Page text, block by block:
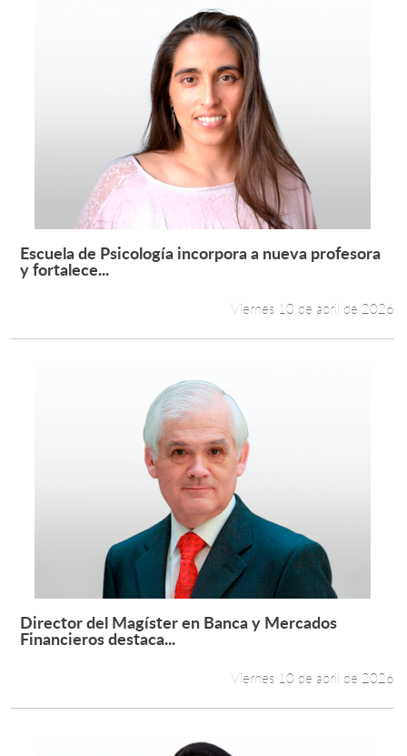
Leer más +
Escuela de Psicología incorpora a nueva profesora
y fortalece...
Viernes 10 de abril de 2026
Leer más +
Director del Magíster en Banca y Mercados
Financieros destaca...
Viernes 10 de abril de 2026